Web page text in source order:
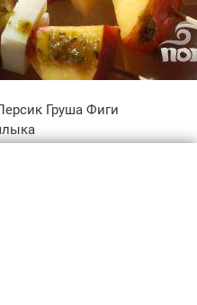
Груша Фиги